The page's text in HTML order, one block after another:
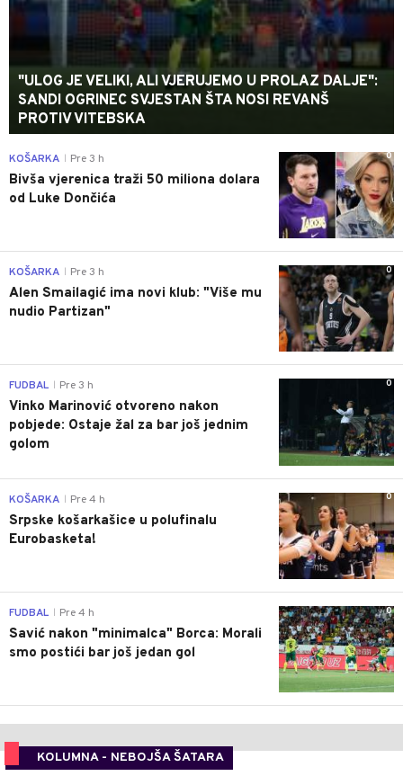
"ULOG JE VELIKI, ALI VJERUJEMO U PROLAZ DALJE":
SANDI OGRINEC SVJESTAN ŠTA NOSI REVANŠ
PROTIV VITEBSKA
0
KOŠARKA Pre 3 h
Bivša vjerenica traži 50 miliona dolara
od Luke Dončića
0
KOŠARKA Pre 3 h
Alen Smailagić ima novi klub: "Više mu
nudio Partizan"
0
FUDBAL Pre 3 h
Vinko Marinović otvoreno nakon
pobjede: Ostaje žal za bar još jednim
golom
0
KOŠARKA Pre 4 h
Srpske košarkašice u polufinalu
Eurobasketa!
0
FUDBAL Pre 4 h
Savić nakon "minimalca" Borca: Morali
smo postići bar još jedan gol
KOLUMNA - NEBOJŠA ŠATARA